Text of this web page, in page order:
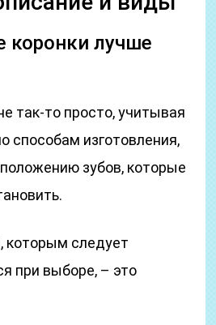
коронки лучше
так-то просто, учитывая
способам изготовления,
зубов, которые
которым следует
при выборе, – это